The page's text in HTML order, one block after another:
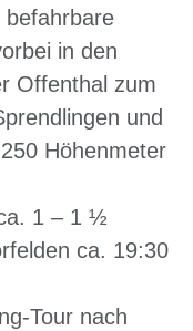
befahrbare
in den
Offenthal zum
und
Höhenmeter
1 – 1 ½
ca. 19:30
Tour nach